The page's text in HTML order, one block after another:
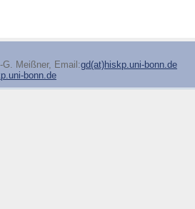
Meißner, Email:gd(at)hiskp.uni-bonn.de
bonn.de